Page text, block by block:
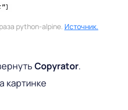
python-alpine. Источник.
Copyrator.
картинке